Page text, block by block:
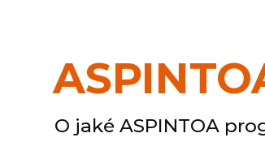
O jaké ASPINTOA